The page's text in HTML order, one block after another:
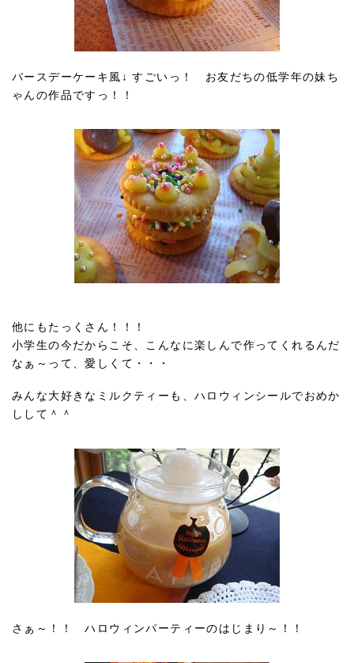
バースデーケーキ風↓ すごいっ！ お友だちの低学年の妹ち
ゃんの作品ですっ！！
他にもたっくさん！！！
小学生の今だからこそ、こんなに楽しんで作ってくれるんだ
なぁ～って、愛しくて・・・
みんな大好きなミルクティーも、ハロウィンシールでおめか
しして＾＾
さぁ～！！ ハロウィンパーティーのはじまり～！！